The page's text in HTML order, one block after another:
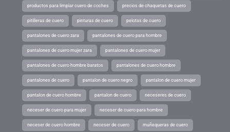
productos para limpiar cuero de coches precios de chaquetas de cuero
pitilleras de cuero pinturas de cuero pelotas de cuero
pantalones de cuero zara pantalones de cuero para hombre
pantalones de cuero mujer zara pantalones de cuero mujer
pantalones de cuero hombre baratos pantalones de cuero hombre
pantalones de cuero pantalon de cuero negro pantalon de cuero mujer
pantalon de cuero hombre pantalon de cuero neceseres de cuero
neceser de cuero para mujer neceser de cuero para hombre
neceser de cuero hombre neceser de cuero muñequeras de cuero